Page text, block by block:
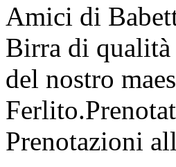
Amici di
Birra di qualità
del nostro
Prenotazioni